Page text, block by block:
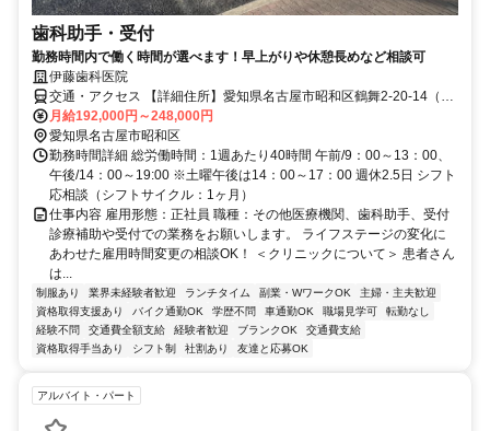
歯科助手・受付
勤務時間内で働く時間が選べます！早上がりや休憩長めなど相談可
伊藤歯科医院
交通・アクセス 【詳細住所】愛知県名古屋市昭和区鶴舞2-20-14（地
下鉄「鶴舞」駅より徒歩7分＊車・バイク通勤OK）
月給192,000円～248,000円
愛知県名古屋市昭和区
勤務時間詳細 総労働時間：1週あたり40時間 午前/9：00～13：00、
午後/14：00～19:00 ※土曜午後は14：00～17：00 週休2.5日 シフト
応相談（シフトサイクル：1ヶ月）
仕事内容 雇用形態：正社員 職種：その他医療機関、歯科助手、受付
診療補助や受付での業務をお願いします。 ライフステージの変化に
あわせた雇用時間変更の相談OK！ ＜クリニックについて＞ 患者さん
は...
制服あり 業界未経験者歓迎 ランチタイム 副業・WワークOK
主婦・主夫歓迎
資格取得支援あり
バイク通勤OK 学歴不問 車通勤OK 職場見学可
転勤なし
経験不問
交通費全額支給 経験者歓迎 ブランクOK
交通費支給
資格取得手当あり
シフト制 社割あり 友達と応募OK
アルバイト・パート